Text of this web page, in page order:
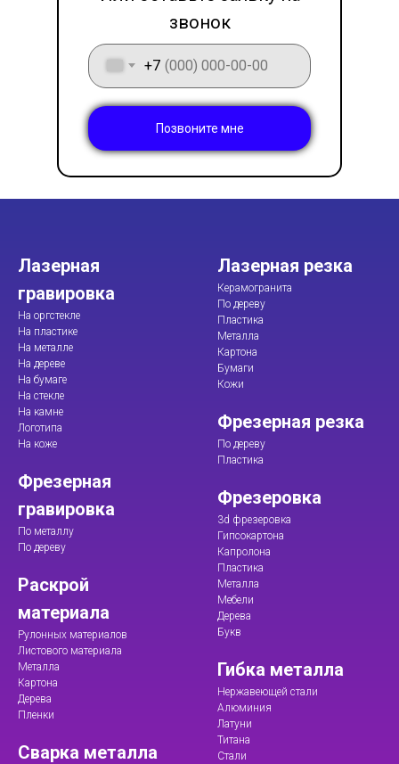
+7
Позвоните мне
звонок
Лазерная
гравировка
На оргстекле
На пластике
На металле
На дереве
На бумаге
На стекле
На камне
Логотипа
На коже
Фрезерная
гравировка
По металлу
По дереву
Раскрой
материала
Рулонных материалов
Листового материала
Металла
Картона
Дерева
Пленки
Сварка металла
Лазерная резка
Керамогранита
По дереву
Пластика
Металла
Картона
Бумаги
Кожи
Фрезерная резка
По дереву
Пластика
Фрезеровка
3d фрезеровка
Гипсокартона
Капролона
Пластика
Металла
Мебели
Дерева
Букв
Гибка металла
Нержавеющей стали
Алюминия
Латуни
Титана
Стали